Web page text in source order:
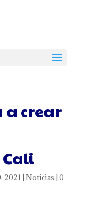
crear
2021 Noticias 0